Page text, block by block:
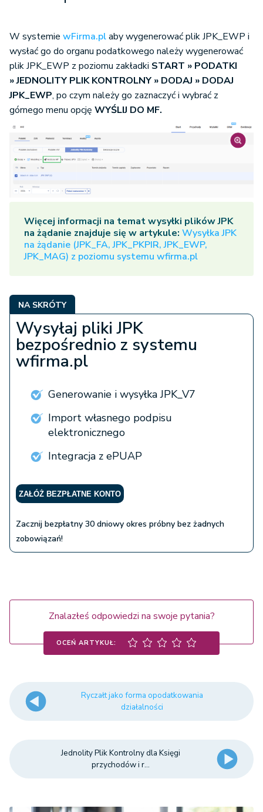
W systemie wFirma.plaby wygenerować plik JPK_EWP i
wysłać go do organu podatkowego należy wygenerować
plik JPK_EWP z poziomu zakładki START » PODATKI
» JEDNOLITY PLIK KONTROLNY » DODAJ » DODAJ
JPK_EWP, po czym należy go zaznaczyć i wybrać z
górnego menu opcję WYŚLIJ DO MF.
Więcej informacji na temat wysyłki plików JPK
na żądanie znajduje się w artykule: Wysyłka JPK
na żądanie (JPK_FA, JPK_PKPIR, JPK_EWP,
JPK_MAG) z poziomu systemu wfirma.pl
NA SKRÓTY
Wysyłaj pliki JPK
bezpośrednio z systemu
wfirma.pl
Generowanie i wysyłka JPK_V7
Import własnego podpisu
elektronicznego
Integracja z ePUAP
ZAŁÓŻ BEZPŁATNE KONTO
Zacznij bezpłatny 30 dniowy okres próbny bez żadnych
zobowiązań!
Znalazłeś odpowiedzi na swoje pytania?
OCEŃ ARTYKUŁ:
Ryczałt jako forma opodatkowania
działalności
Jednolity Plik Kontrolny dla Księgi
przychodów i r...